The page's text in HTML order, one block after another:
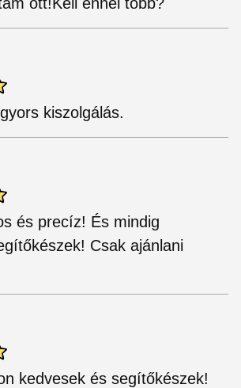
kiszolgálás.
és precíz! És mindig
Csak ajánlani
kedvesek és segítőkészek!